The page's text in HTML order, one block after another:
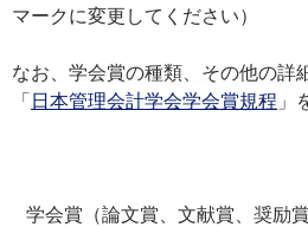
マークに変更してください）
なお、学会賞の種類、その他の詳
「 日本管理会計学会学会賞規程 」
学会賞（論文賞、文献賞、奨励